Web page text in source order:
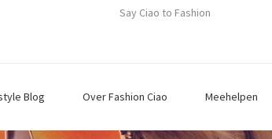
Say Ciao to Fashion
Blog Over Fashion Ciao Meehelpen